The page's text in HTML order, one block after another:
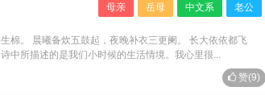
母亲 岳母 中文系 老公
棉。 晨曦备炊五鼓起，夜晚补衣三更阑。 长大依依都飞
中所描述的是我们小时候的生活情境。我心里很...
赞(9)